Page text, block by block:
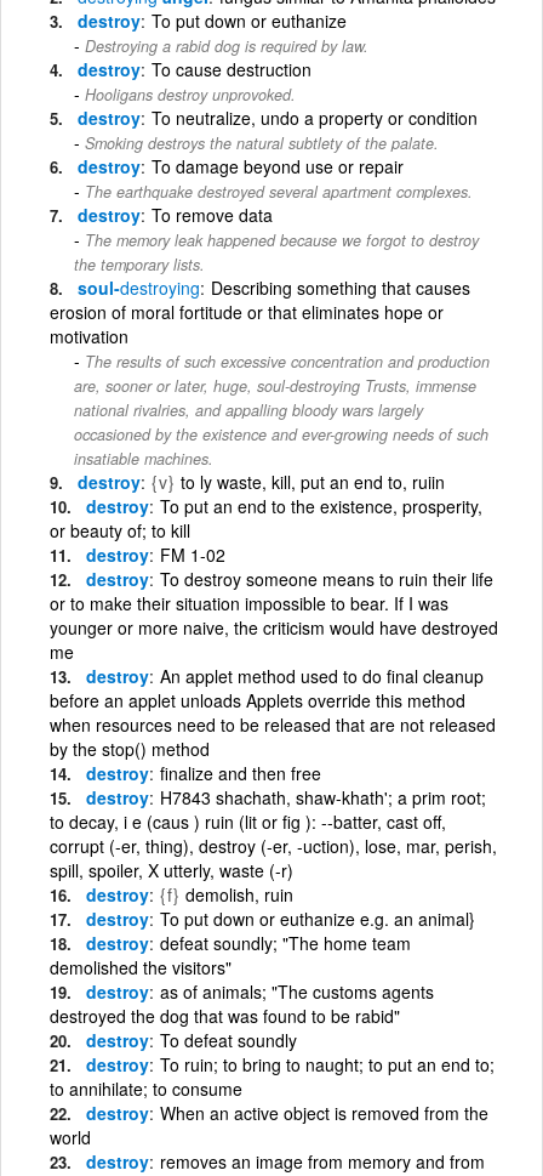
destroy To put down or euthanize
Destroying a rabid dog is required by law.
destroy To cause destruction
Hooligans destroy unprovoked.
destroy To neutralize, undo a property or condition
Smoking destroys the natural subtlety of the palate.
destroy To damage beyond use or repair
The earthquake destroyed several apartment complexes.
destroy To remove data
The memory leak happened because we forgot to destroy
the temporary lists.
soul-destroying Describing something that causes
erosion of moral fortitude or that eliminates hope or
motivation
The results of such excessive concentration and production
are, sooner or later, huge, soul-destroying Trusts, immense
national rivalries, and appalling bloody wars largely
occasioned by the existence and ever-growing needs of such
insatiable machines.
destroy {v} to ly waste, kill, put an end to, ruiin
destroy To put an end to the existence, prosperity,
or beauty of; to kill
destroy FM 1-02
destroy To destroy someone means to ruin their life
or to make their situation impossible to bear. If I was
younger or more naive, the criticism would have destroyed
me
destroy An applet method used to do final cleanup
before an applet unloads Applets override this method
when resources need to be released that are not released
by the stop() method
destroy finalize and then free
destroy H7843 shachath, shaw-khath'; a prim root;
to decay, i e (caus ) ruin (lit or fig ): --batter, cast off,
corrupt (-er, thing), destroy (-er, -uction), lose, mar, perish,
spill, spoiler, X utterly, waste (-r)
destroy {f} demolish, ruin
destroy To put down or euthanize e.g. an animal}
destroy defeat soundly; "The home team
demolished the visitors"
destroy as of animals; "The customs agents
destroyed the dog that was found to be rabid"
destroy To defeat soundly
destroy To ruin; to bring to naught; to put an end to;
to annihilate; to consume
destroy When an active object is removed from the
world
destroy removes an image from memory and from